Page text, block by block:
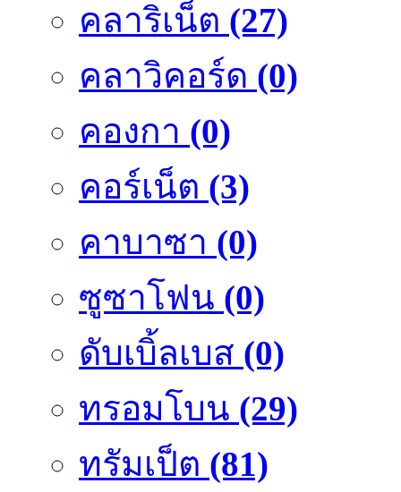
คลาริเน็ต (27)
คลาวิคอร์ด (0)
คองกา (0)
คอร์เน็ต (3)
คาบาซา (0)
ซูซาโฟน (0)
ดับเบิ้ลเบส (0)
ทรอมโบน (29)
ทรัมเป็ต (81)